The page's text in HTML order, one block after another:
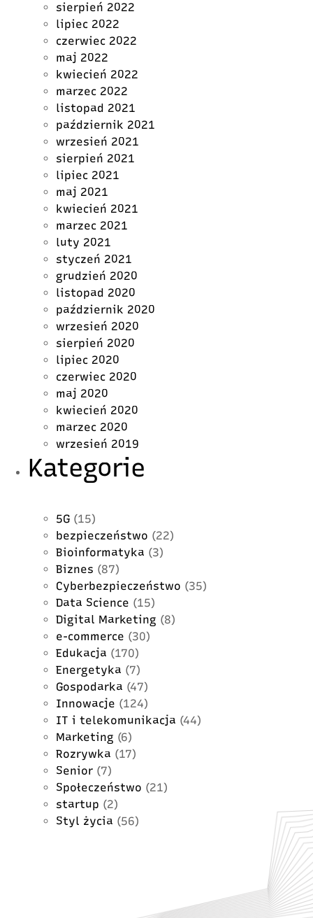
sierpień 2022
lipiec 2022
czerwiec 2022
maj 2022
kwiecień 2022
marzec 2022
listopad 2021
październik 2021
wrzesień 2021
sierpień 2021
lipiec 2021
maj 2021
kwiecień 2021
marzec 2021
luty 2021
styczeń 2021
grudzień 2020
listopad 2020
październik 2020
wrzesień 2020
sierpień 2020
lipiec 2020
czerwiec 2020
maj 2020
kwiecień 2020
marzec 2020
wrzesień 2019
Kategorie
5G (15)
bezpieczeństwo (22)
Bioinformatyka (3)
Biznes (87)
Cyberbezpieczeństwo (35)
Data Science (15)
Digital Marketing (8)
e-commerce (30)
Edukacja (170)
Energetyka (7)
Gospodarka (47)
Innowacje (124)
IT i telekomunikacja (44)
Marketing (6)
Rozrywka (17)
Senior (7)
Społeczeństwo (21)
startup (2)
Styl życia (56)